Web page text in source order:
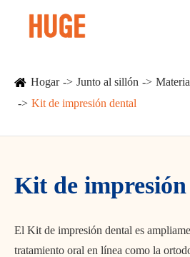
Hogar Junto al sillón
Kit de impresión dental
Kit de
El Kit de impresión dental es
tratamiento oral en línea como la